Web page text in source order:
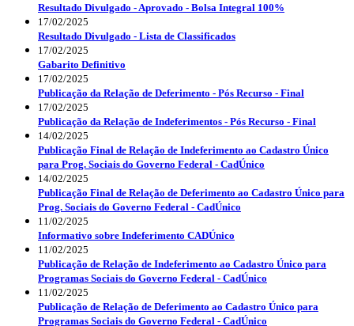
Resultado Divulgado - Aprovado - Bolsa Integral 100%
17/02/2025
Resultado Divulgado - Lista de Classificados
17/02/2025
Gabarito Definitivo
17/02/2025
Publicação da Relação de Deferimento - Pós Recurso - Final
17/02/2025
Publicação da Relação de Indeferimentos - Pós Recurso - Final
14/02/2025
Publicação Final de Relação de Indeferimento ao Cadastro Único
para Prog. Sociais do Governo Federal - CadÚnico
14/02/2025
Publicação Final de Relação de Deferimento ao Cadastro Único para
Prog. Sociais do Governo Federal - CadÚnico
11/02/2025
Informativo sobre Indeferimento CADÚnico
11/02/2025
Publicação de Relação de Indeferimento ao Cadastro Único para
Programas Sociais do Governo Federal - CadÚnico
11/02/2025
Publicação de Relação de Deferimento ao Cadastro Único para
Programas Sociais do Governo Federal - CadÚnico